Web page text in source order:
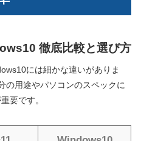
徹底比較と選び方
には細かな違いがありま
の用途やパソコンのスペックに
要です。